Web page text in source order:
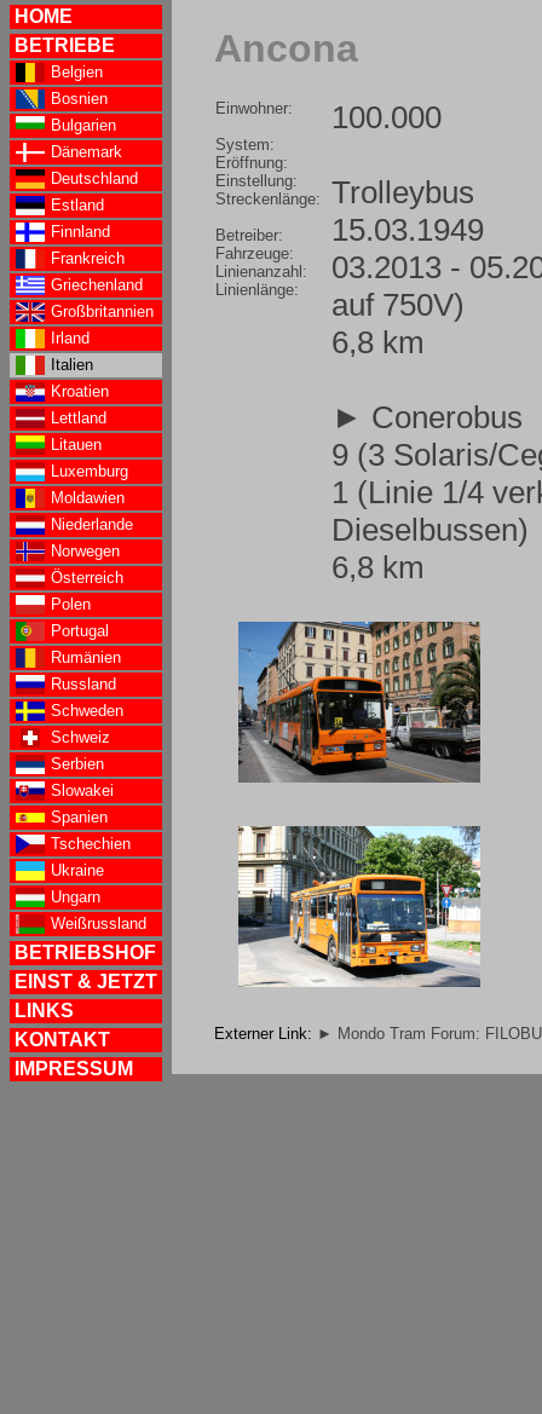
HOME
BETRIEBE
Belgien
Bosnien
Bulgarien
Dänemark
Deutschland
Estland
Finnland
Frankreich
Griechenland
Großbritannien
Irland
Italien
Kroatien
Lettland
Litauen
Luxemburg
Moldawien
Niederlande
Norwegen
Österreich
Polen
Portugal
Rumänien
Russland
Schweden
Schweiz
Serbien
Slowakei
Spanien
Tschechien
Ukraine
Ungarn
Weißrussland
BETRIEBSHOF
EINST & JETZT
LINKS
KONTAKT
IMPRESSUM
Ancona
Einwohner:
System:
Eröffnung:
Einstellung:
Streckenlänge:
Betreiber:
Fahrzeuge:
Linienanzahl:
Linienlänge:
100.000
Trolleybus
15.03.1949
03.2013 -
auf 750V)
6,8 km
► Conerobus
9 (3 Solaris/
1 (Linie 1/4
Dieselbussen)
6,8 km
Externer Link: ► Mondo Tram Forum: